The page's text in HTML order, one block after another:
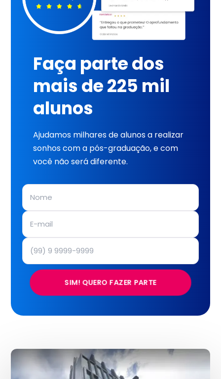
Faça parte dos
mais de 225 mil
alunos
Ajudamos milhares de alunos a realizar
sonhos com a pós-graduação, e com
você não será diferente.
SIM! QUERO FAZER PARTE